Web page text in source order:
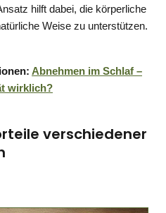
hilft dabei, die körperliche
Weise zu unterstützen.
Abnehmen im Schlaf –
wirklich?
verschiedener